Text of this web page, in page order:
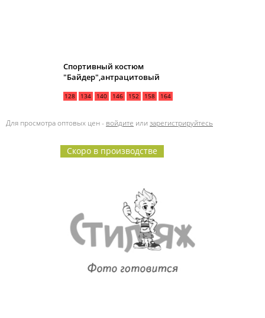
Спортивный костюм
"Байдер",антрацитовый
128 134 140 146 152 158 164
Для просмотра оптовых цен - войдите или зарегистрируйтесь
Скоро в производстве